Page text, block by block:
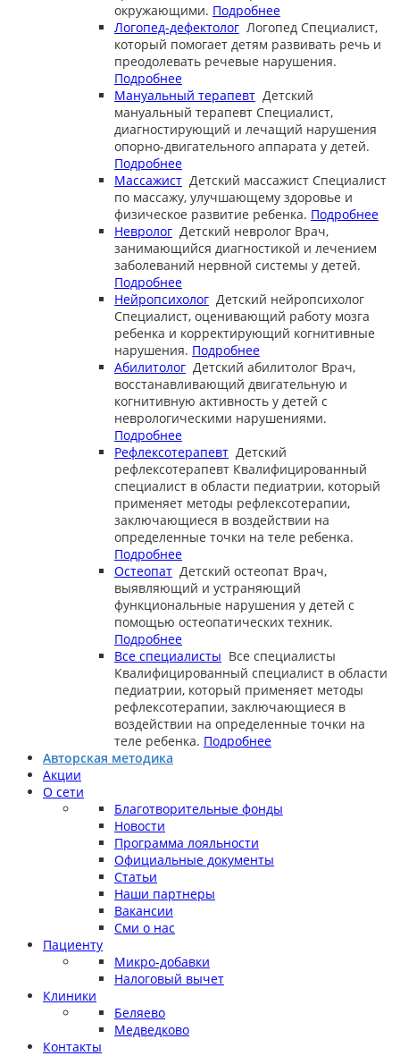
окружающими. Подробнее
Логопед-дефектолог Логопед Специалист,
который помогает детям развивать речь и
преодолевать речевые нарушения.
Подробнее
Мануальный терапевт Детский
мануальный терапевт Специалист,
диагностирующий и лечащий нарушения
опорно-двигательного аппарата у детей.
Подробнее
Массажист Детский массажист Специалист
по массажу, улучшающему здоровье и
физическое развитие ребенка. Подробнее
Невролог Детский невролог Врач,
занимающийся диагностикой и лечением
заболеваний нервной системы у детей.
Подробнее
Нейропсихолог Детский нейропсихолог
Специалист, оценивающий работу мозга
ребенка и корректирующий когнитивные
нарушения. Подробнее
Абилитолог Детский абилитолог Врач,
восстанавливающий двигательную и
когнитивную активность у детей с
неврологическими нарушениями.
Подробнее
Рефлексотерапевт Детский
рефлексотерапевт Квалифицированный
специалист в области педиатрии, который
применяет методы рефлексотерапии,
заключающиеся в воздействии на
определенные точки на теле ребенка.
Подробнее
Остеопат Детский остеопат Врач,
выявляющий и устраняющий
функциональные нарушения у детей с
помощью остеопатических техник.
Подробнее
Все специалисты Все специалисты
Квалифицированный специалист в области
педиатрии, который применяет методы
рефлексотерапии, заключающиеся в
воздействии на определенные точки на
теле ребенка. Подробнее
Авторская методика
Акции
О сети
Благотворительные фонды
Новости
Программа лояльности
Официальные документы
Статьи
Наши партнеры
Вакансии
Сми о нас
Пациенту
Микро-добавки
Налоговый вычет
Клиники
Беляево
Медведково
Контакты